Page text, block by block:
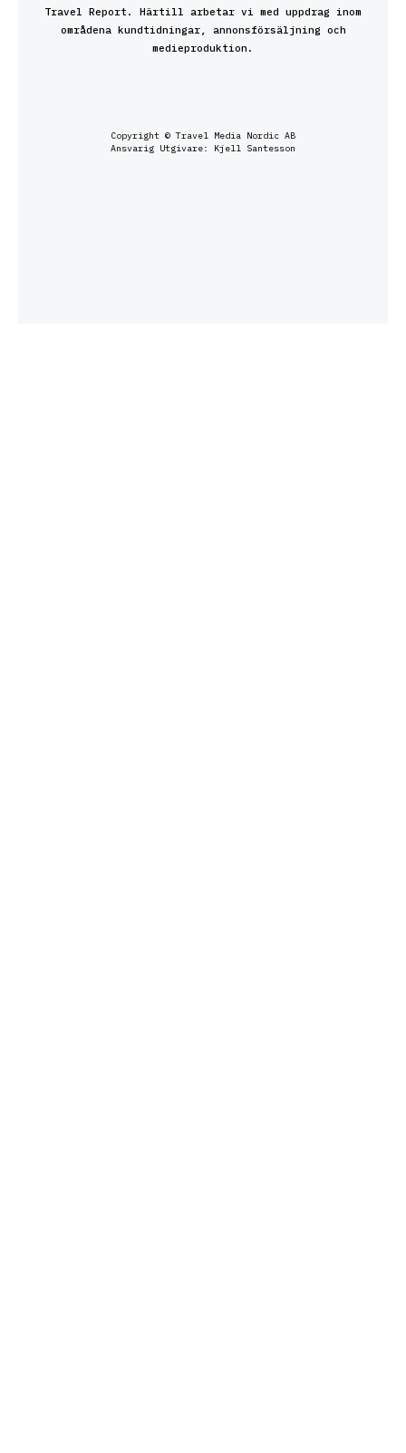
Travel Report. Härtill arbetar vi med uppdrag inom
områdena kundtidningar, annonsförsäljning och
medieproduktion.
Copyright © Travel Media Nordic AB
Ansvarig Utgivare: Kjell Santesson